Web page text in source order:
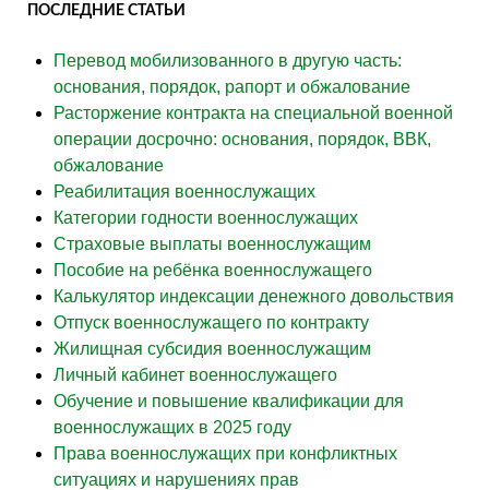
ПОСЛЕДНИЕ СТАТЬИ
Перевод мобилизованного в другую часть:
основания, порядок, рапорт и обжалование
Расторжение контракта на специальной военной
операции досрочно: основания, порядок, ВВК,
обжалование
Реабилитация военнослужащих
Категории годности военнослужащих
Страховые выплаты военнослужащим
Пособие на ребёнка военнослужащего
Калькулятор индексации денежного довольствия
Отпуск военнослужащего по контракту
Жилищная субсидия военнослужащим
Личный кабинет военнослужащего
Обучение и повышение квалификации для
военнослужащих в 2025 году
Права военнослужащих при конфликтных
ситуациях и нарушениях прав